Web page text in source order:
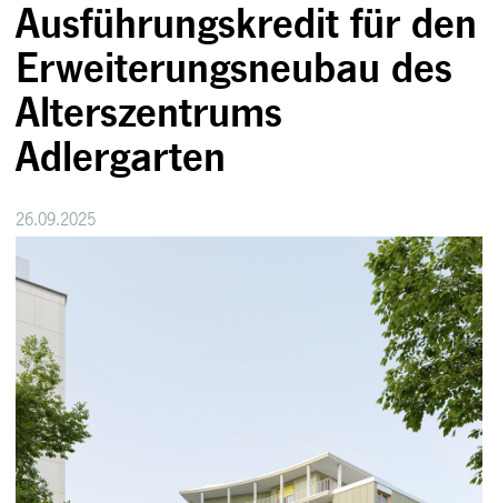
Ausführungskredit für den
Erweiterungsneubau des
Alterszentrums
Adlergarten
26.09.2025